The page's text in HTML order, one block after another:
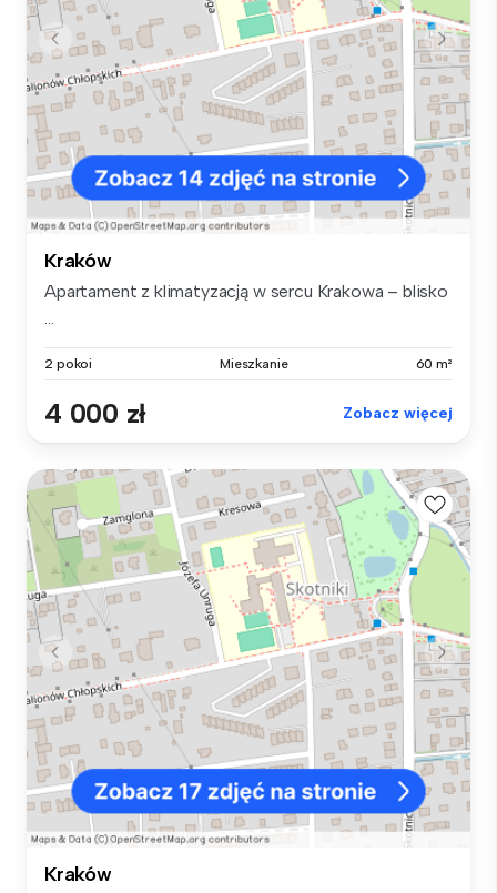
Kraków
Apartament z klimatyzacją w sercu Krakowa – blisko
...
2 pokoi Mieszkanie 60 m²
4 000 zł Zobacz więcej
Kraków